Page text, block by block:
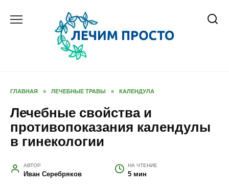
ГЛАВНАЯ » ЛЕЧЕБНЫЕ ТРАВЫ » КАЛЕНДУЛА
Лечебные свойства и
противопоказания календулы
в гинекологии
АВТОР
Иван Серебряков
НА ЧТЕНИЕ
5 мин